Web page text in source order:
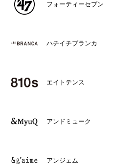
フォーティーセブン
ハチイチブランカ
エイトテンス
アンドミューク
アンジェム